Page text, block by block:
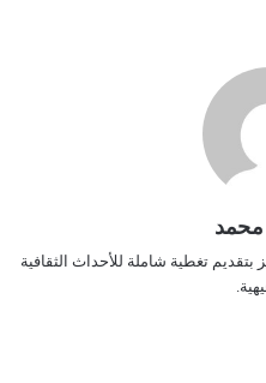
محمد
بتقديم تغطية شاملة للأحداث الثقافية